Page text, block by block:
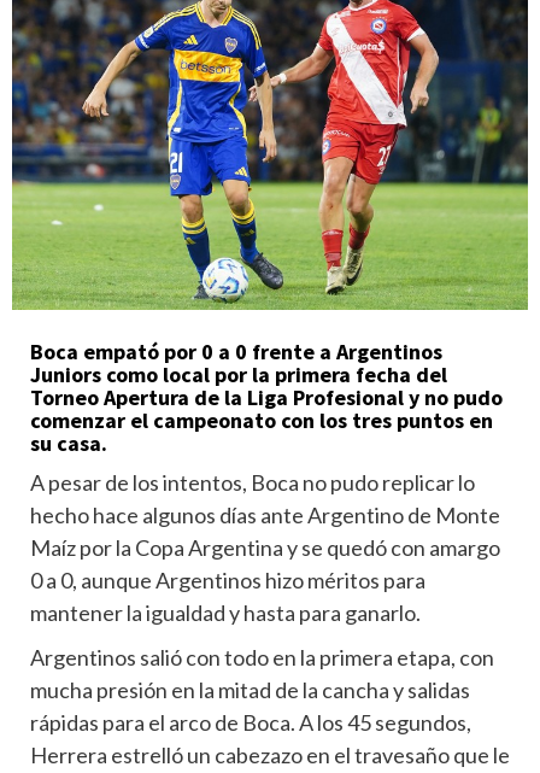
Boca empató por 0 a 0 frente a Argentinos
Juniors como local por la primera fecha del
Torneo Apertura de la Liga Profesional y no pudo
comenzar el campeonato con los tres puntos en
su casa.
A pesar de los intentos, Boca no pudo replicar lo
hecho hace algunos días ante Argentino de Monte
Maíz por la Copa Argentina y se quedó con amargo
0 a 0, aunque Argentinos hizo méritos para
mantener la igualdad y hasta para ganarlo.
Argentinos salió con todo en la primera etapa, con
mucha presión en la mitad de la cancha y salidas
rápidas para el arco de Boca. A los 45 segundos,
Herrera estrelló un cabezazo en el travesaño que le